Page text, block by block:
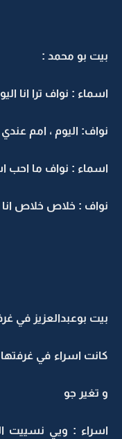
بيت بو محمد :
اسماء : نواف ترا انا
نواف: اليوم ، امم
اسماء : نواف ما احب
نواف : خلاص خلاص انا
بيت بوعبدالعزيز في
كانت اسراء في
و تغير جو
اسراء : ويي نسييت